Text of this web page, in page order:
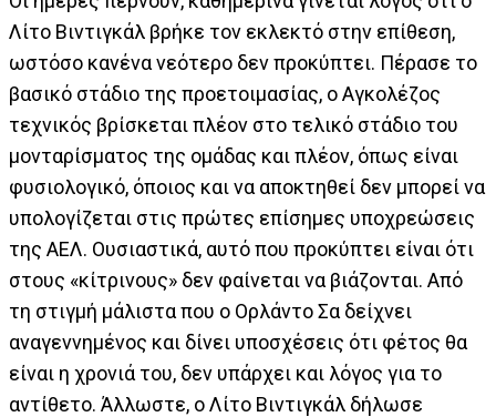
Λίτο Βιντιγκάλ βρήκε τον εκλεκτό στην επίθεση,
ωστόσο κανένα νεότερο δεν προκύπτει. Πέρασε το
βασικό στάδιο της προετοιμασίας, ο Αγκολέζος
τεχνικός βρίσκεται πλέον στο τελικό στάδιο του
μονταρίσματος της ομάδας και πλέον, όπως είναι
φυσιολογικό, όποιος και να αποκτηθεί δεν μπορεί να
υπολογίζεται στις πρώτες επίσημες υποχρεώσεις
της ΑΕΛ. Ουσιαστικά, αυτό που προκύπτει είναι ότι
στους «κίτρινους» δεν φαίνεται να βιάζονται. Από
τη στιγμή μάλιστα που ο Ορλάντο Σα δείχνει
αναγεννημένος και δίνει υποσχέσεις ότι φέτος θα
είναι η χρονιά του, δεν υπάρχει και λόγος για το
αντίθετο. Άλλωστε, ο Λίτο Βιντιγκάλ δήλωσε